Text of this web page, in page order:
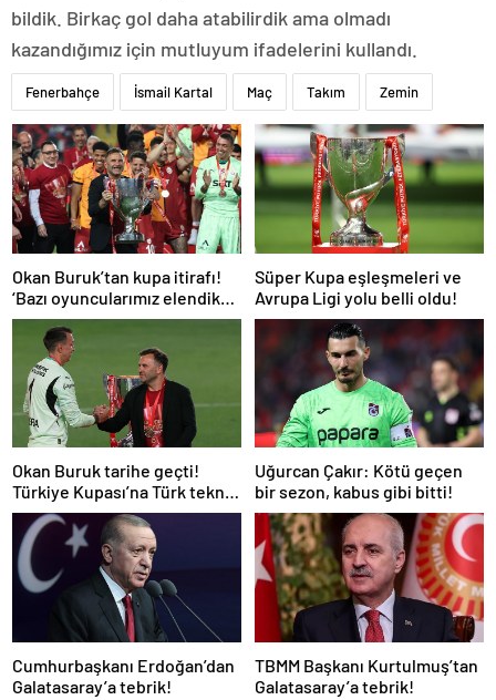
bildik. Birkaç gol daha atabilirdik ama olmadı
kazandığımız için mutluyum ifadelerini kullandı.
Fenerbahçe İsmail Kartal Maç Takım Zemin
Okan Buruk’tan kupa itirafı!
‘Bazı oyuncularımız elendik
diye düşündü’
Süper Kupa eşleşmeleri ve
Avrupa Ligi yolu belli oldu!
Okan Buruk tarihe geçti!
Türkiye Kupası’na Türk teknik
adam damgası
Uğurcan Çakır: Kötü geçen
bir sezon, kabus gibi bitti!
Cumhurbaşkanı Erdoğan’dan
Galatasaray’a tebrik!
TBMM Başkanı Kurtulmuş’tan
Galatasaray’a tebrik!